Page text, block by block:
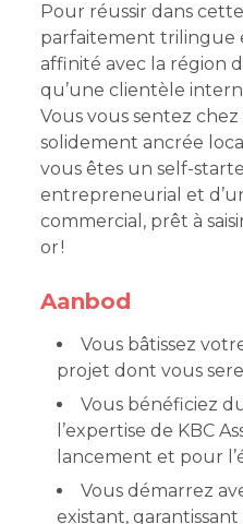
Pour réussir dans
parfaitement trilingue
affinité avec la région
qu’une clientèle
Vous vous sentez
solidement ancrée
vous êtes un self-
entrepreneurial et
commercial, prêt à
or !
Aanbod
Vous bâtissez
projet dont vous
Vous bénéficiez
l’expertise de KBC
lancement et pour
Vous démarrez
existant,